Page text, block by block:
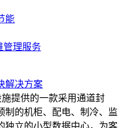
能
管理服务
解决方案
提供的一款采用通道封
制的机柜、配电、制冷、监
独立的小型数据中心，为客